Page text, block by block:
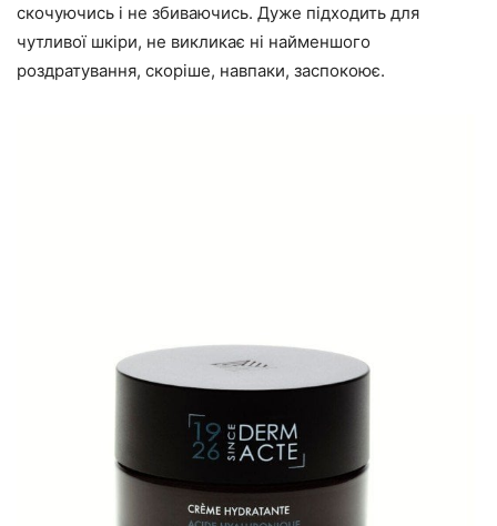
скочуючись і не збиваючись. Дуже підходить для
чутливої шкіри, не викликає ні найменшого
роздратування, скоріше, навпаки, заспокоює.